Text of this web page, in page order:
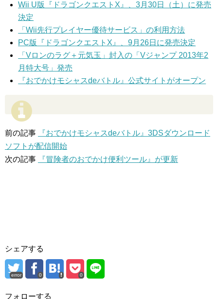
Wii U版『ドラゴンクエストX』、3月30日（土）に発売
決定
「Wii先行プレイヤー優待サービス」の利用方法
PC版『ドラゴンクエストX』、9月26日に発売決定
「Vロンのラグ＋元気玉」封入の「Vジャンプ 2013年2
月特大号」発売
『おでかけモシャスdeバトル』公式サイトがオープン
前の記事
『おでかけモシャスdeバトル』3DSダウンロード
ソフトが配信開始
次の記事
『冒険者のおでかけ便利ツール』が更新
シェアする
error 0 0
フォローする